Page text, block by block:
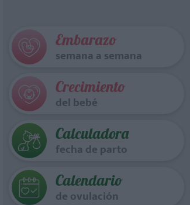
Embarazo
semana a semana
Crecimiento
del bebé
Calculadora
fecha de parto
Calendario
de ovulación